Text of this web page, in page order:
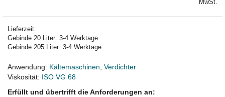
MwSt.
Lieferzeit:
Gebinde 20 Liter: 3-4 Werktage
Gebinde 205 Liter: 3-4 Werktage
Anwendung: Kältemaschinen Verdichter
Viskosität: ISO VG 68
Erfüllt und übertrifft die Anforderungen an: